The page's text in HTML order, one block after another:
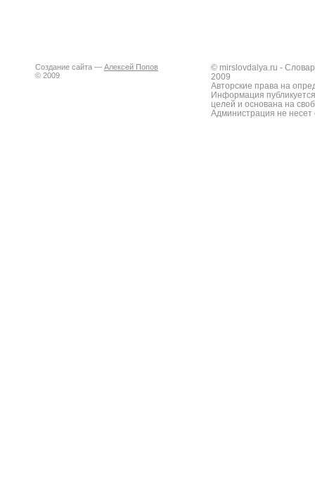
Создание сайта — Алексей Попов
© 2009
© mirslovdalya.ru -
2009
Авторские права на
Информация
целей и основана на
Администрация не несет